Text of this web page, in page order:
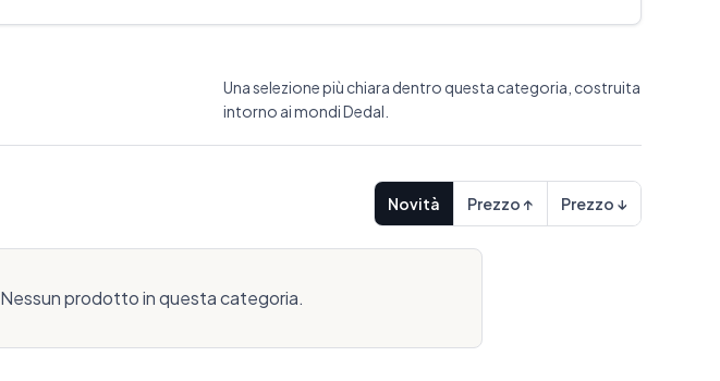
Una selezione più chiara dentro questa categoria, costruita
intorno ai mondi Dedal.
Novità Prezzo ↑ Prezzo ↓
Nessun prodotto in questa categoria.